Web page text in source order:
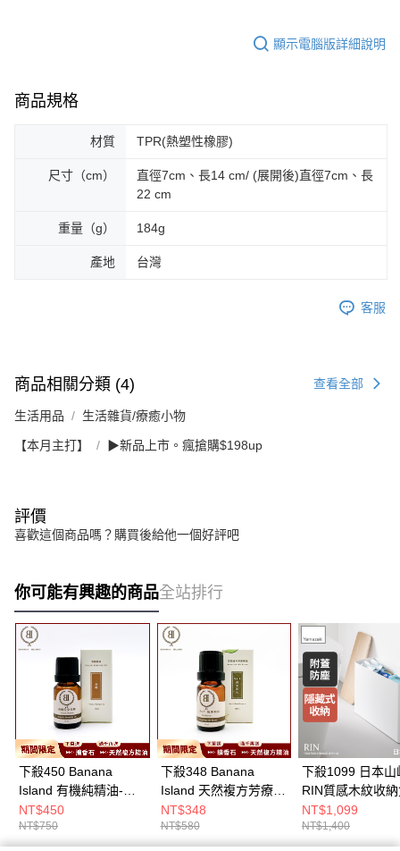
顯示電腦版詳細說明
商品規格
材質 TPR(熱塑性橡膠)
尺寸（cm）
直徑7cm、長14 cm/ (展開後)直徑7cm、長
22 cm
重量（g） 184g
產地 台灣
客服
商品相關分類 (4) 查看全部
生活用品 生活雜貨/療癒小物
【本月主打】 ▶新品上市。瘋搶購$198up
評價
喜歡這個商品嗎？購買後給他一個好評吧
你可能有興趣的商品全站排行
下殺450 Banana
Island 有機純精油-有
機依蘭/依蘭精油/有機
精油/居家香氛
NT$450
NT$750
下殺348 Banana
Island 天然複方芳療精
油 No.6 純淨知心/擴香
精油/芳療精油/居家香
氛
NT$348
NT$580
下殺1099 日本山
RIN質感木紋收
蓋(白)/附蓋收納
納盒/居家收納
NT$1,099
NT$1,400